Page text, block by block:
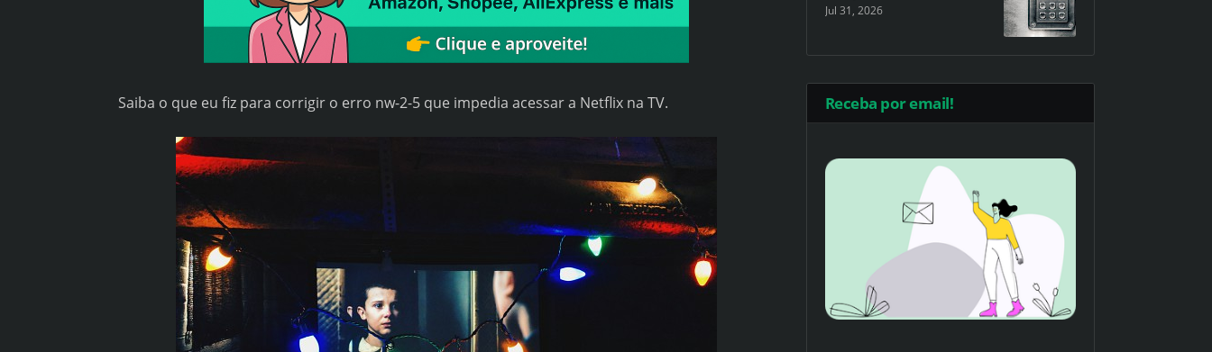
Saiba o que eu fiz para corrigir o erro nw-2-5 que impedia acessar a Netflix na TV.
Jul 31, 2026
Receba por email!